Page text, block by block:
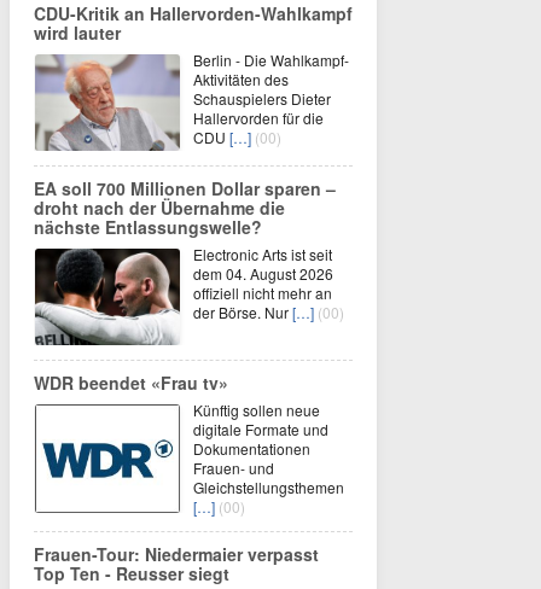
CDU-Kritik an Hallervorden-Wahlkampf
wird lauter
Berlin - Die Wahlkampf-
Aktivitäten des
Schauspielers Dieter
Hallervorden für die
CDU […] (00)
EA soll 700 Millionen Dollar sparen –
droht nach der Übernahme die
nächste Entlassungswelle?
Electronic Arts ist seit
dem 04. August 2026
offiziell nicht mehr an
der Börse. Nur[…] (00)
WDR beendet «Frau tv»
Künftig sollen neue
digitale Formate und
Dokumentationen
Frauen- und
Gleichstellungsthemen
[…] (00)
Frauen-Tour: Niedermaier verpasst
Top Ten - Reusser siegt